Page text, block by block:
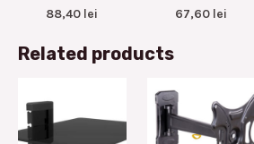
88,40 lei 67,60 lei
Related products